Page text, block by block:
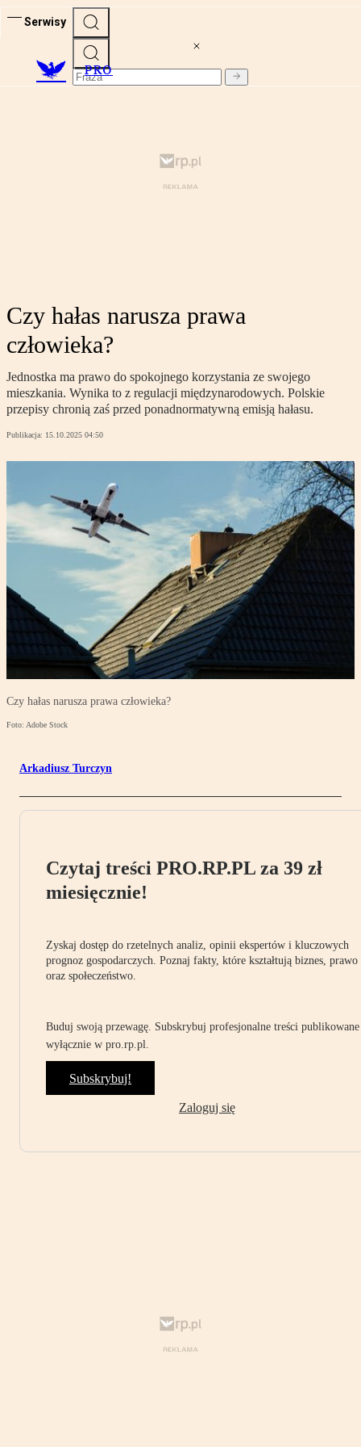
Serwisy
PRO
Czy hałas narusza prawa
człowieka?
Jednostka ma prawo do spokojnego korzystania ze swojego
mieszkania. Wynika to z regulacji międzynarodowych. Polskie
przepisy chronią zaś przed ponadnormatywną emisją hałasu.
Publikacja: 15.10.2025 04:50
Czy hałas narusza prawa człowieka?
Foto: Adobe Stock
Arkadiusz Turczyn
Czytaj treści PRO.RP.PL za 39 zł
miesięcznie!
Zyskaj dostęp do rzetelnych analiz, opinii ekspertów i kluczowych
prognoz gospodarczych. Poznaj fakty, które kształtują biznes, prawo
oraz społeczeństwo.
Buduj swoją przewagę. Subskrybuj profesjonalne treści publikowane
wyłącznie w pro.rp.pl.
Subskrybuj!
Zaloguj się